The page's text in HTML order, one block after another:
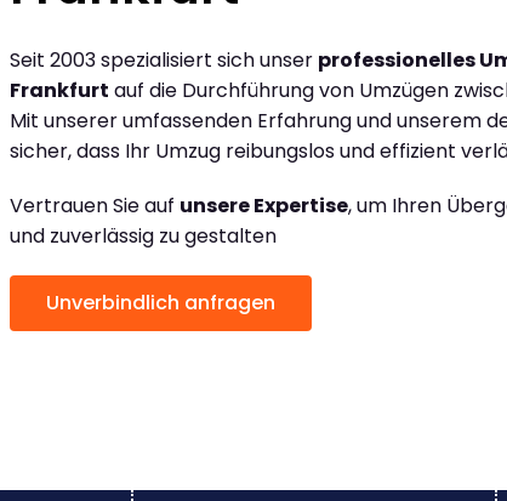
Seit 2003 spezialisiert sich unser professionelles
Frankfurt auf die Durchführung von Umzügen
Mit unserer umfassenden Erfahrung und unserem
sicher, dass Ihr Umzug reibungslos und effizient
Vertrauen Sie auf unsere Expertise, um Ihren
und zuverlässig zu gestalten
Unverbindlich anfragen